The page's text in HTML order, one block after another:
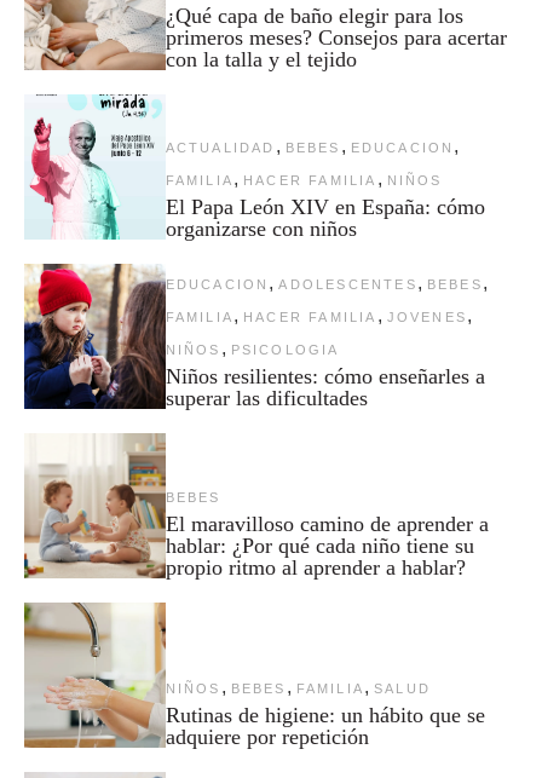
¿Qué capa de baño elegir para los
primeros meses? Consejos para acertar
con la talla y el tejido
ACTUALIDAD , BEBES , EDUCACION ,
FAMILIA , HACER FAMILIA , NIÑOS
El Papa León XIV en España: cómo
organizarse con niños
EDUCACION , ADOLESCENTES , BEBES ,
FAMILIA , HACER FAMILIA , JOVENES ,
NIÑOS , PSICOLOGIA
Niños resilientes: cómo enseñarles a
superar las dificultades
BEBES
El maravilloso camino de aprender a
hablar: ¿Por qué cada niño tiene su
propio ritmo al aprender a hablar?
NIÑOS , BEBES , FAMILIA , SALUD
Rutinas de higiene: un hábito que se
adquiere por repetición